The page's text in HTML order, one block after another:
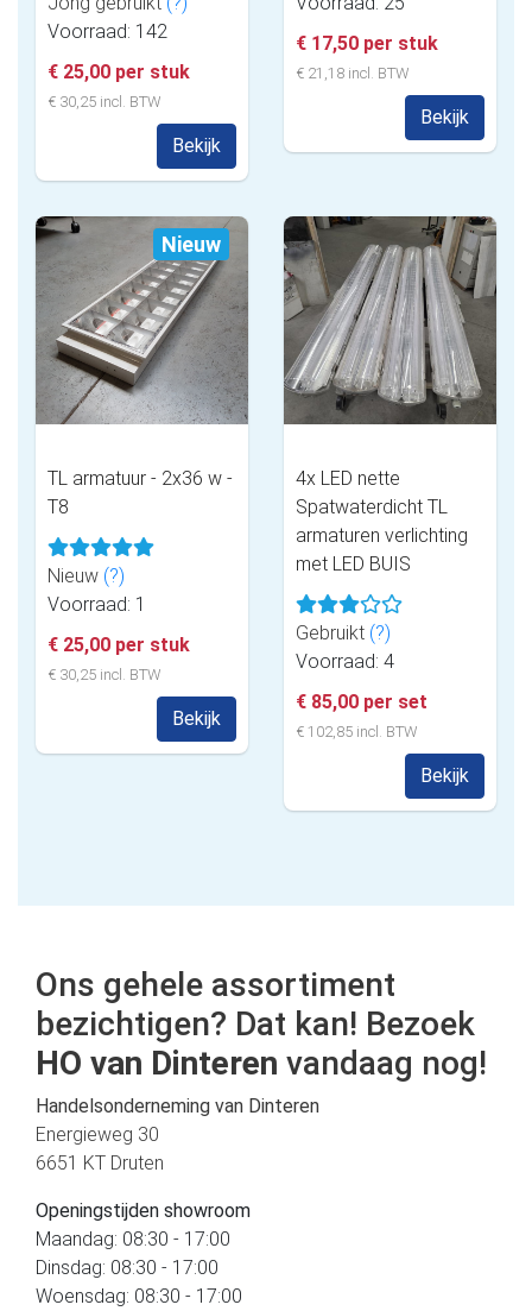
Voorraad: 142
€ 25,00 per stuk
€ 30,25 incl. BTW
Bekijk
€ 17,50 per stuk
€ 21,18 incl. BTW
Bekijk
Nieuw
TL armatuur - 2x36 w -
T8
Nieuw (?)
Voorraad: 1
€ 25,00 per stuk
€ 30,25 incl. BTW
Bekijk
4x LED nette
Spatwaterdicht TL
armaturen verlichting
met LED BUIS
Gebruikt (?)
Voorraad: 4
€ 85,00 per set
€ 102,85 incl. BTW
Bekijk
Ons gehele assortiment
bezichtigen? Dat kan! Bezoek
HO van Dinteren vandaag nog!
Handelsonderneming van Dinteren
Energieweg 30
6651 KT Druten
Openingstijden showroom
Maandag: 08:30 - 17:00
Dinsdag: 08:30 - 17:00
Woensdag: 08:30 - 17:00